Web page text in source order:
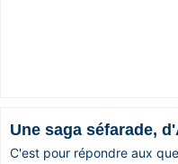
Une saga séfarade,
C'est pour répondre aux